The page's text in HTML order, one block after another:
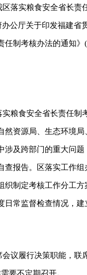
落实粮食安全省长
办公厅关于印发福建省
制考核办法的通知》 (
粮食安全省长责任
资源局、生态环境
及跨部门的重大问
报告。区落实工作
制定考核工作分工
常监督检查情况，
会议履行决策职能，
要不定期召开。